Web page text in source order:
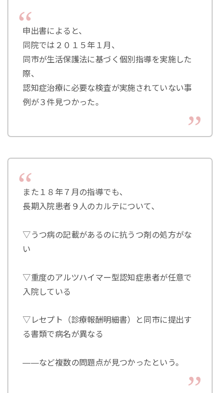
申出書によると、
同院では２０１５年１月、
同市が生活保護法に基づく個別指導を実施した
際、
認知症治療に必要な検査が実施されていない事
例が３件見つかった。
また１８年７月の指導でも、
長期入院患者９人のカルテについて、
▽うつ病の記載があるのに抗うつ剤の処方がな
い
▽重度のアルツハイマー型認知症患者が任意で
入院している
▽レセプト（診療報酬明細書）と同市に提出す
る書類で病名が異なる
――など複数の問題点が見つかったという。